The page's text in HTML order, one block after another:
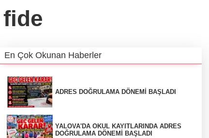
En Çok Okunan Haberler
ADRES DOĞRULAMA DÖNEMİ BAŞLADI
YALOVA'DA OKUL KAYITLARINDA ADRES
DOĞRULAMA DÖNEMİ BAŞLADI